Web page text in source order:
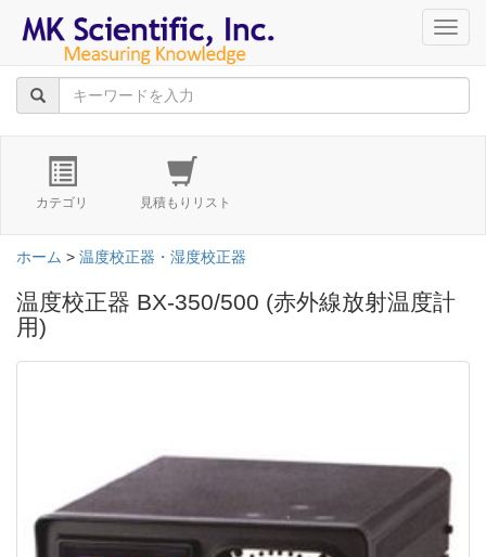
カテゴリ 見積もりリスト
ホーム > 温度校正器・湿度校正器
温度校正器 BX-350/500 (赤外線放射温度計
用)